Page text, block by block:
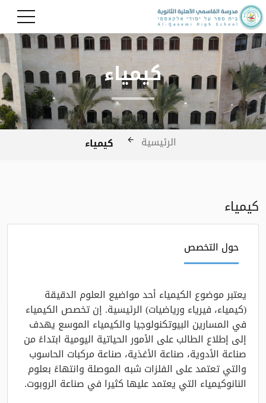
كيمياء
الرئيسية كيمياء
كيمياء
حول التخصص
يعتبر موضوع الكيمياء أحد مواضيع العلوم الدقيقة
(كيمياء، فيرياء ورياضيات) الرئيسية. إن تخصص الكيمياء
في المسارين البيوتكنولوجيا والكيمياء الموسع يهدف
إلى إطلاع الطالب على الأمور الحياتية اليومية ابتداءً من
صناعة الأدوية، صناعة الأغذية، صناعة مركبات الحاسوب
والتي تعتمد على الفلزات شبه الموصلة وانتهاءً بعلوم
النانوكيمياء التي يعتمد عليها كثيرا في صناعة الروبوت.